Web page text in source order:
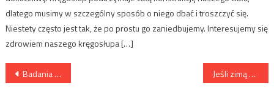
dlatego musimy w szczególny sposób o niego dbać i troszczyć się.
Niestety często jest tak, że po prostu go zaniedbujemy. Interesujemy się
zdrowiem naszego kręgosłupa […]
Nawigacja
Badania psychotechniczne Jeśli zimą na narty to tylko w Alpy Szwajcarskie!